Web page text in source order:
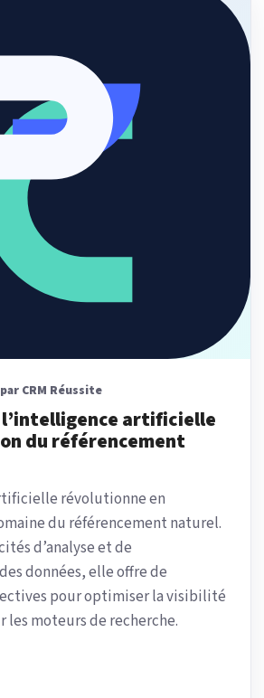
CRM Réussite
l’intelligence artificielle
du référencement
révolutionne en
du référencement naturel.
d’analyse et de
données, elle offre de
pour optimiser la visibilité
les moteurs de recherche.